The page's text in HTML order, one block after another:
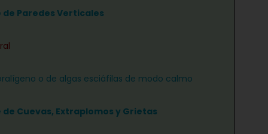
de Paredes Verticales
o de algas esciáfilas de modo calmo
de Cuevas, Extraplomos y Grietas